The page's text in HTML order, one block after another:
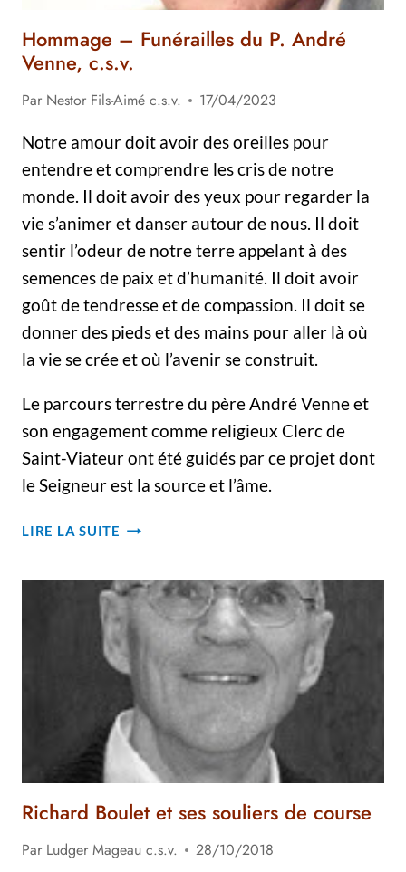
Hommage – Funérailles du P. André
Venne, c.s.v.
Par Nestor Fils-Aimé c.s.v.
17/04/2023
Notre amour doit avoir des oreilles pour
entendre et comprendre les cris de notre
monde. Il doit avoir des yeux pour regarder la
vie s’animer et danser autour de nous. Il doit
sentir l’odeur de notre terre appelant à des
semences de paix et d’humanité. Il doit avoir
goût de tendresse et de compassion. Il doit se
donner des pieds et des mains pour aller là où
la vie se crée et où l’avenir se construit.
Le parcours terrestre du père André Venne et
son engagement comme religieux Clerc de
Saint-Viateur ont été guidés par ce projet dont
le Seigneur est la source et l’âme.
LIRE LA SUITE HOMMAGE
DU
P.
VENNE,
C.S.V.
Richard Boulet et ses souliers de course
Par Ludger Mageau c.s.v.
28/10/2018